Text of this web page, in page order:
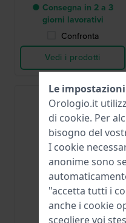
● Consegna in 2 a 3
giorni lavorativi
Confronta
Vedi i prodotti
Calvin Klein
Le
Orologio.it
di cookie. Per
bisogno del
I cookie
anonime sono
"accetta tutti i
anche i cookie
scegliere voi